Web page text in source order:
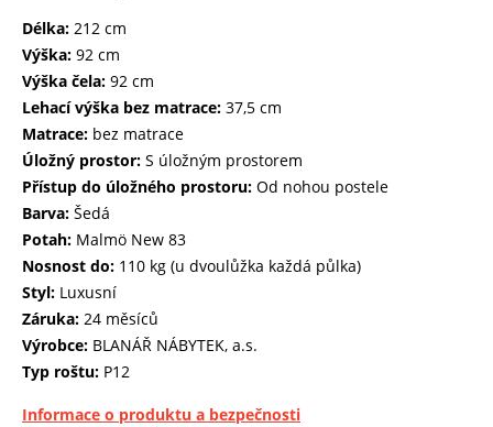
Délka: 212 cm
Výška: 92 cm
Výška čela: 92 cm
Lehací výška bez matrace: 37,5 cm
Matrace: bez matrace
Úložný prostor: S úložným prostorem
Přístup do úložného prostoru: Od nohou postele
Barva: Šedá
Potah: Malmö New 83
Nosnost do: 110 kg (u dvoulůžka každá půlka)
Styl: Luxusní
Záruka: 24 měsíců
Výrobce: BLANÁŘ NÁBYTEK, a.s.
Typ roštu: P12
Informace o produktu a bezpečnosti